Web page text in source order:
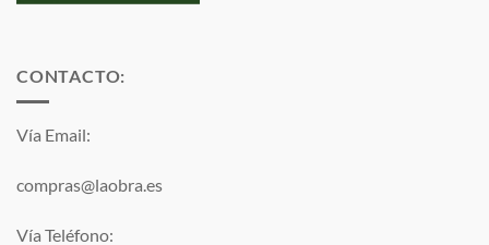
CONTACTO:
Vía Email:
compras@laobra.es
Vía Teléfono: